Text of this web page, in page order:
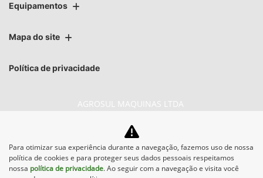
Equipamentos
Mapa do site
Política de privacidade
AGROSUL MAQUINAS LTDA
CNPJ: 40.512.337/0009-50
Para otimizar sua experiência durante a navegação, fazemos uso de nossa
política de cookies e para proteger seus dados pessoais respeitamos
nossa política de privacidade. Ao seguir com a navegação e visita você